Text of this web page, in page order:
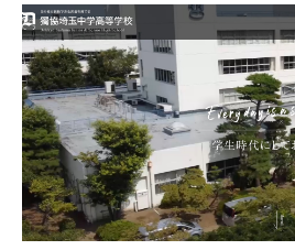
スマホと通信の最新トレンド
進化するPCとデバイスの未来
好きが集まる 比べて選べる
ビジネスと働き方のヒント
AI活用のいまが分かる